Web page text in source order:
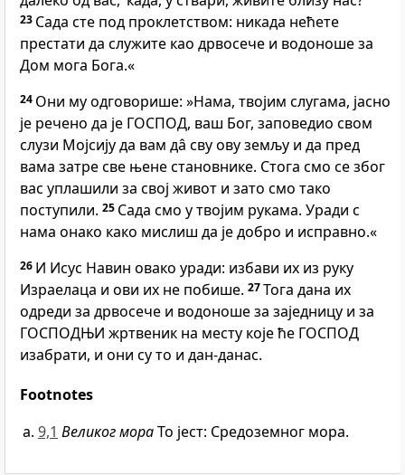
23 Сада сте под проклетством: никада нећете
престати да служите као дрвосече и водоноше за
Дом мога Бога.«
24 Они му одговорише: »Нама, твојим слугама, јасно
је речено да је ГОСПОД, ваш Бог, заповедио свом
слузи Мојсију да вам дâ сву ову земљу и да пред
вама затре све њене становнике. Стога смо се због
вас уплашили за свој живот и зато смо тако
поступили. 25 Сада смо у твојим рукама. Уради с
нама онако како мислиш да је добро и исправно.«
26 И Исус Навин овако уради: избави их из руку
Израелаца и ови их не побише. 27Тога дана их
одреди за дрвосече и водоноше за заједницу и за
ГОСПОДЊИ жртвеник на месту које ће ГОСПОД
изабрати, и они су то и дан-данас.
Footnotes
9,1 Великог мораТо јест: Средоземног мора.